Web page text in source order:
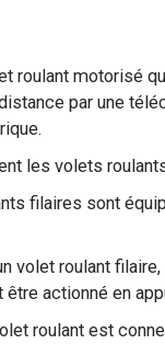
roulant motorisé
par une
les volets
filaires sont
volet roulant
actionné en
roulant est